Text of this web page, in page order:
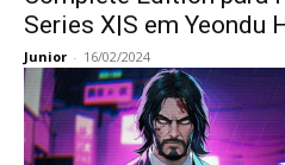
Series X|S em Yeondu
Junior - 16/02/2024